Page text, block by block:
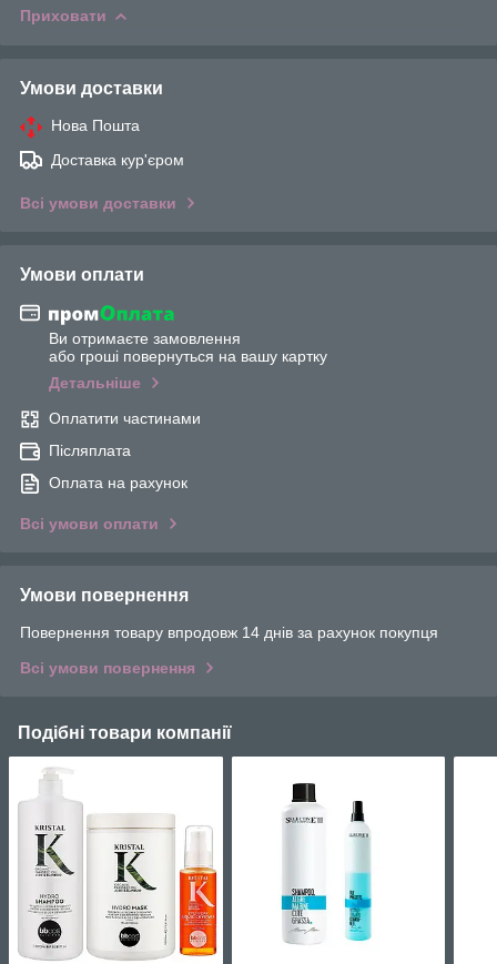
Приховати
Умови доставки
Нова Пошта
Доставка кур'єром
Всі умови доставки
Умови оплати
Ви отримаєте замовлення
або гроші повернуться на вашу картку
Детальніше
Оплатити частинами
Післяплата
Оплата на рахунок
Всі умови оплати
Умови повернення
Повернення товару впродовж 14 днів за рахунок покупця
Всі умови повернення
Подібні товари компанії